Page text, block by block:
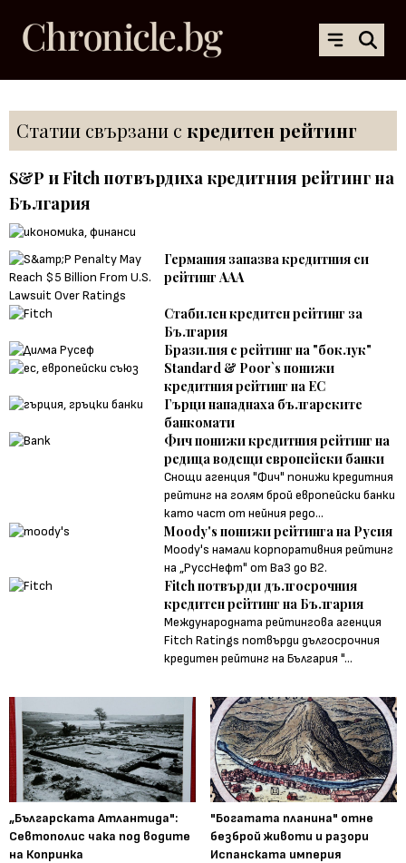
Статии свързани с кредитен рейтинг
S&P и Fitch потвърдиха кредитния рейтинг на
България
Германия запазва кредитния си
рейтинг ААА
Стабилен кредитен рейтинг за
България
Бразилия с рейтинг на "боклук"
Standard & Poor`s понижи
кредитния рейтинг на ЕС
Гърци нападнаха българските
банкомати
Фич понижи кредитния рейтинг на
редица водещи европейски банки
Снощи агенция "Фич" понижи кредитния
рейтинг на голям брой европейски банки
като част от нейния редо...
Moody's понижи рейтинга на Русия
Moody's намали корпоративния рейтинг
на „РуссНефт" от Ba3 до B2.
Fitch потвърди дългосрочния
кредитен рейтинг на България
Международната рейтингова агенция
Fitch Ratings потвърди дългосрочния
кредитен рейтинг на България "...
„Българската Атлантида":
Севтополис чака под водите
на Копринка
"Богатата планина" отне
безброй животи и разори
Испанската империя